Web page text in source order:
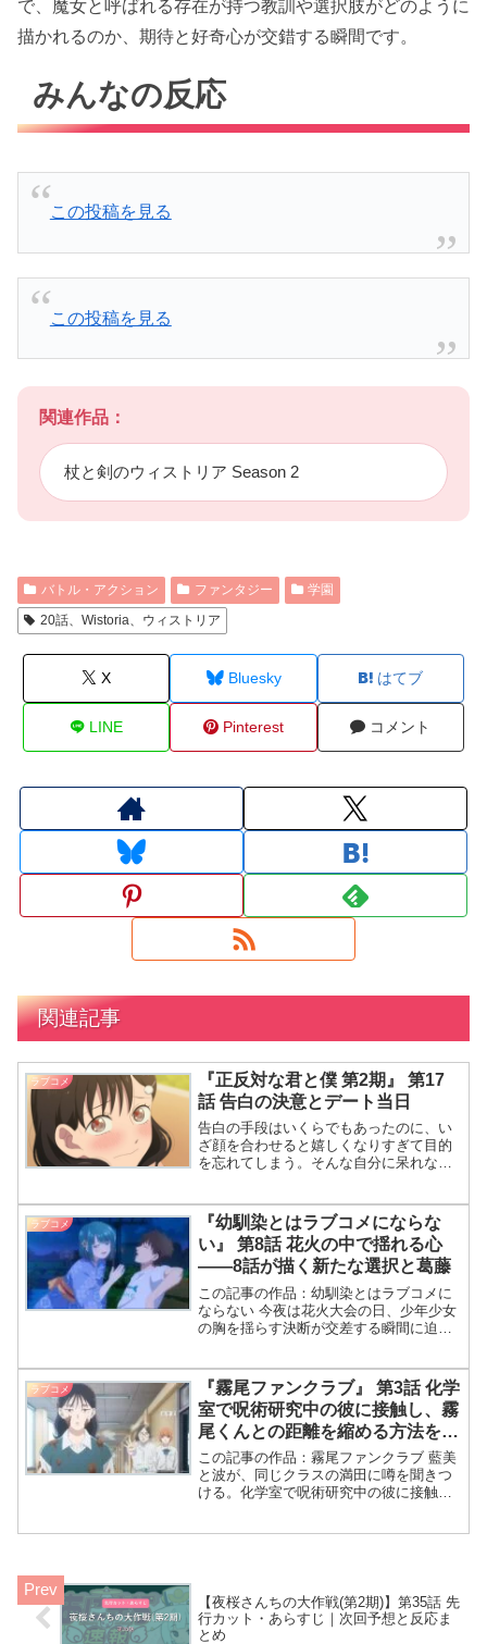
で、魔女と呼ばれる存在が持つ教訓や選択肢がどのように
描かれるのか、期待と好奇心が交錯する瞬間です。
みんなの反応
この投稿を見る
この投稿を見る
関連作品：
杖と剣のウィストリア Season 2
バトル・アクション ファンタジー
学園
20話、Wistoria、ウィストリア
X Bluesky はてブ
LINE Pinterest コメント
関連記事
ラブコメ
『正反対な君と僕 第2期』 第17
話 告白の決意とデート当日
告白の手段はいくらでもあったのに、い
ざ顔を合わせると嬉しくなりすぎて目的
を忘れてしまう。そんな自分に呆れなが
はなかった。先に動いたのは「好きで
す」と口にした西の方で、山田は「先越
された」と天を仰ぐことになる。
ラブコメ
『幼馴染とはラブコメにならな
い』 第8話 花火の中で揺れる心
――8話が描く新たな選択と葛藤
この記事の作品：幼馴染とはラブコメに
ならない 今夜は花火大会の日、少年少女
の胸を揺らす決断が交差する瞬間に迫
生える小さな不安が、物語を大きく動か
していく。 花火でいっぱ
ラブコメ
『霧尾ファンクラブ』 第3話 化学
室で呪術研究中の彼に接触し、霧
尾くんとの距離を縮める方法を求
める
この記事の作品：霧尾ファンクラブ 藍美
と波が、同じクラスの満田に噂を聞きつ
ける。化学室で呪術研究中の彼に接触
【夜桜さんちの大作戦(第2期)】第35話 先
行カット・あらすじ｜次回予想と反応ま
とめ